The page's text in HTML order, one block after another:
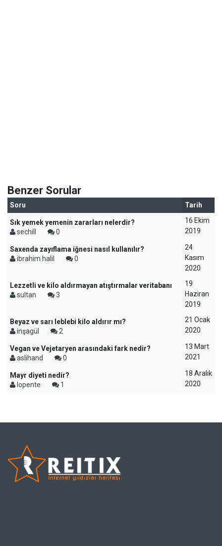
Benzer Sorular
Soru Tarih
Sık yemek yemenin zararları nelerdir?
sechill
0
16 Ekim
2019
Saxenda zayıflama iğnesi nasıl kullanılır?
ibrahim halil
0
24
Kasım
2020
Lezzetli ve kilo aldırmayan atıştırmalar veritabanı
sultan
3
19
Haziran
2019
Beyaz ve sarı leblebi kilo aldırır mı?
inşagül
2
21 Ocak
2020
Vegan ve Vejetaryen arasındaki fark nedir?
aslihand
0
13 Mart
2021
Mayr diyeti nedir?
lopente
1
18 Aralık
2020